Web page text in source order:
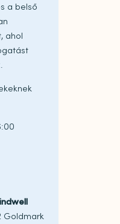
a belső
ahol
Goldmark